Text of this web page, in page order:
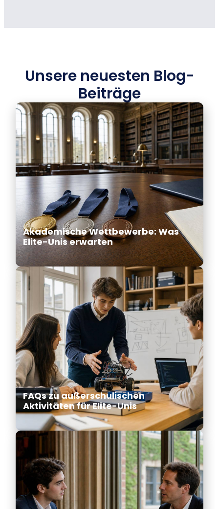
Unsere neuesten Blog-
Beiträge
Akademische Wettbewerbe: Was
Elite-Unis erwarten
FAQs zu außerschulischen
Aktivitäten für Elite-Unis